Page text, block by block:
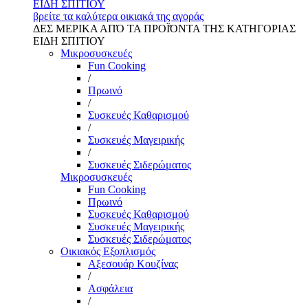
ΕΙΔΗ ΣΠΙΤΙΟΥ
βρείτε τα καλύτερα οικιακά της αγοράς
ΔΕΣ ΜΕΡΙΚΑ ΑΠΌ ΤΑ ΠΡΟΪΌΝΤΑ ΤΗΣ ΚΑΤΗΓΟΡΙΑΣ
ΕΙΔΗ ΣΠΙΤΙΟΥ
Μικροσυσκευές
Fun Cooking
/
Πρωινό
/
Συσκευές Καθαρισμού
/
Συσκευές Μαγειρικής
/
Συσκευές Σιδερώματος
Μικροσυσκευές
Fun Cooking
Πρωινό
Συσκευές Καθαρισμού
Συσκευές Μαγειρικής
Συσκευές Σιδερώματος
Οικιακός Εξοπλισμός
Αξεσουάρ Κουζίνας
/
Ασφάλεια
/